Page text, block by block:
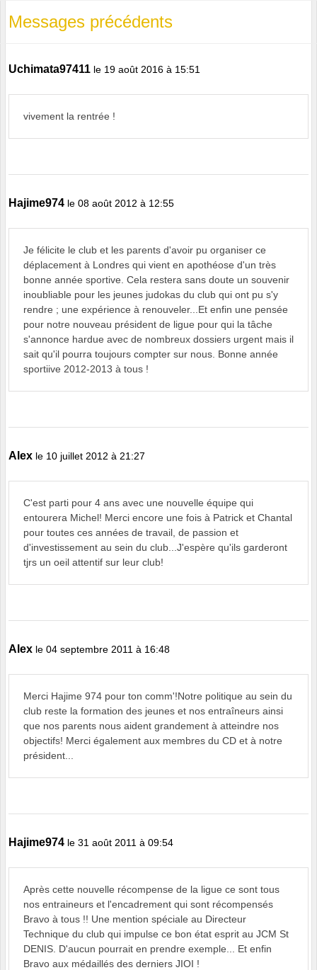
Messages précédents
Uchimata97411 le 19 août 2016 à 15:51
vivement la rentrée !
Hajime974 le 08 août 2012 à 12:55
Je félicite le club et les parents d'avoir pu organiser ce
déplacement à Londres qui vient en apothéose d'un très
bonne année sportive. Cela restera sans doute un souvenir
inoubliable pour les jeunes judokas du club qui ont pu s'y
rendre ; une expérience à renouveler...Et enfin une pensée
pour notre nouveau président de ligue pour qui la tâche
s'annonce hardue avec de nombreux dossiers urgent mais il
sait qu'il pourra toujours compter sur nous. Bonne année
sportiive 2012-2013 à tous !
Alex le 10 juillet 2012 à 21:27
C'est parti pour 4 ans avec une nouvelle équipe qui
entourera Michel! Merci encore une fois à Patrick et Chantal
pour toutes ces années de travail, de passion et
d'investissement au sein du club...J'espère qu'ils garderont
tjrs un oeil attentif sur leur club!
Alex le 04 septembre 2011 à 16:48
Merci Hajime 974 pour ton comm'!Notre politique au sein du
club reste la formation des jeunes et nos entraîneurs ainsi
que nos parents nous aident grandement à atteindre nos
objectifs! Merci également aux membres du CD et à notre
président...
Hajime974 le 31 août 2011 à 09:54
Après cette nouvelle récompense de la ligue ce sont tous
nos entraineurs et l'encadrement qui sont récompensés
Bravo à tous !! Une mention spéciale au Directeur
Technique du club qui impulse ce bon état esprit au JCM St
DENIS. D'aucun pourrait en prendre exemple... Et enfin
Bravo aux médaillés des derniers JIOI !